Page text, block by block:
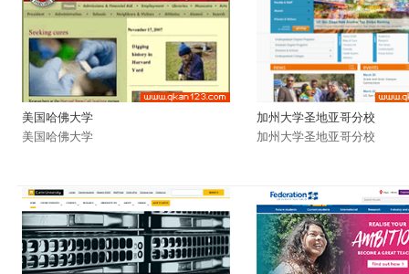
美国哈佛大学
美国哈佛大学
加州大学圣地亚哥分校
加州大学圣地亚哥分校